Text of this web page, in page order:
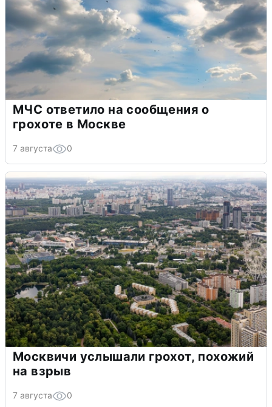
МЧС ответило на сообщения о
грохоте в Москве
7 августа 0
Москвичи услышали грохот, похожий
на взрыв
7 августа 0